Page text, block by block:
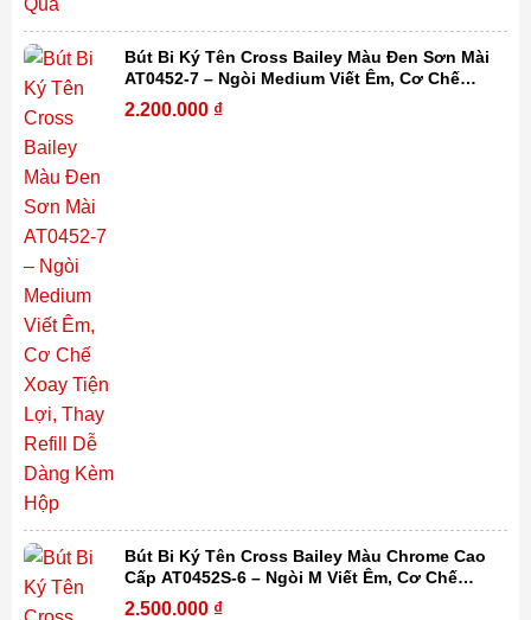
Bút Bi Ký Tên Cross Bailey Màu Đen Sơn Mài
AT0452-7 – Ngòi Medium Viết Êm, Cơ Chế
Xoay Tiện Lợi, Thay Refill Dễ Dàng Kèm Hộp
2.200.000 ₫
Bút Bi Ký Tên Cross Bailey Màu Chrome Cao
Cấp AT0452S-6 – Ngòi M Viết Êm, Cơ Chế
Xoay Tiện Lợi, Thay Refill Dễ Dàng Kèm Hộp
2.500.000 ₫